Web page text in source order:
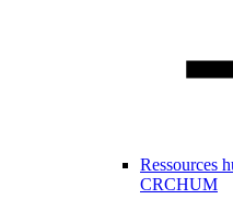
Ressources
CRCHUM